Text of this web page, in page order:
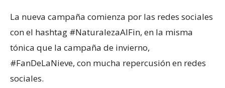
La nueva campaña comienza por las redes sociales
con el hashtag #NaturalezaAlFin, en la misma
tónica que la campaña de invierno,
#FanDeLaNieve, con mucha repercusión en redes
sociales.